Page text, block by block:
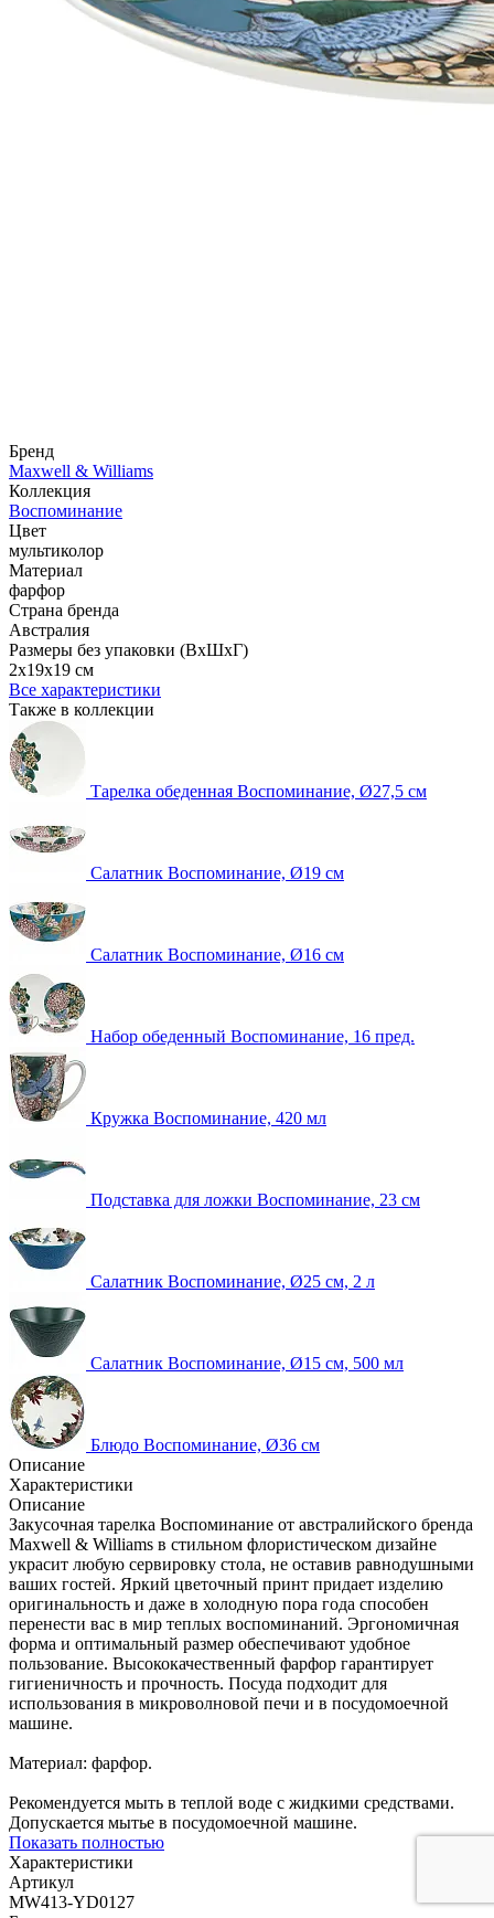
Бренд
Maxwell & Williams
Коллекция
Воспоминание
Цвет
мультиколор
Материал
фарфор
Страна бренда
Австралия
Размеры без упаковки (ВхШхГ)
2x19x19 см
Все характеристики
Также в коллекции
Тарелка обеденная Воспоминание, Ø27,5 см
Салатник Воспоминание, Ø19 см
Салатник Воспоминание, Ø16 см
Набор обеденный Воспоминание, 16 пред.
Кружка Воспоминание, 420 мл
Подставка для ложки Воспоминание, 23 см
Салатник Воспоминание, Ø25 см, 2 л
Салатник Воспоминание, Ø15 см, 500 мл
Блюдо Воспоминание, Ø36 см
Описание
Характеристики
Описание
Закусочная тарелка Воспоминание от австралийского бренда
Maxwell & Williams в стильном флористическом дизайне
украсит любую сервировку стола, не оставив равнодушными
ваших гостей. Яркий цветочный принт придает изделию
оригинальность и даже в холодную пора года способен
перенести вас в мир теплых воспоминаний. Эргономичная
форма и оптимальный размер обеспечивают удобное
пользование. Высококачественный фарфор гарантирует
гигиеничность и прочность. Посуда подходит для
использования в микроволновой печи и в посудомоечной
машине.
Материал: фарфор.
Рекомендуется мыть в теплой воде с жидкими средствами.
Допускается мытье в посудомоечной машине.
Показать полностью
Характеристики
Артикул
MW413-YD0127